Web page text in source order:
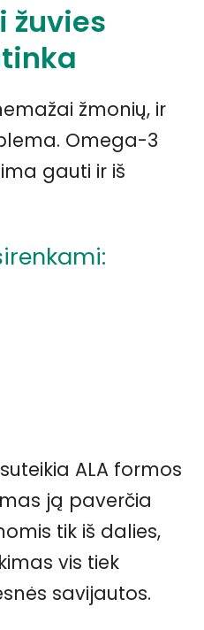
žuvies
žmonių, ir
Omega-3
gauti ir iš
ALA formos
ją paverčia
tik iš dalies,
vis tiek
savijautos.